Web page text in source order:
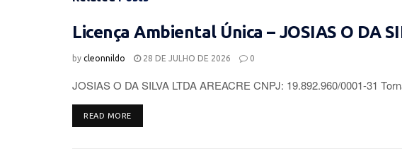
Licença Ambiental Única – JOSIAS O DA
by cleonnildo 28 DE JULHO DE 2026 0
JOSIAS O DA SILVA LTDA AREACRE CNPJ: 19.892.960/0001-31
READ MOREDETAILS